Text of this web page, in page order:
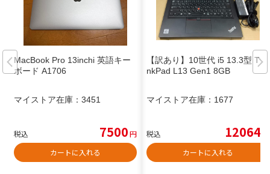
MacBook Pro 13inchi 英語キー
ボード A1706
マイストア在庫： 3451
税込 7500円
カートに入れる
【訳あり】10世代 i5 13.3型 Thi
nkPad L13 Gen1 8GB
マイストア在庫： 1677
税込 12064
カートに入れる